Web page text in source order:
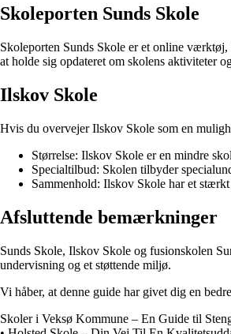
Skoleporten Sunds Skole
Skoleporten Sunds Skole er et online
at holde sig opdateret om skolens aktiviteter
Ilskov Skole
Hvis du overvejer Ilskov Skole som en
Størrelse: Ilskov Skole er en mindre
Specialtilbud: Skolen tilbyder
Sammenhold: Ilskov Skole har et
Afsluttende bemærkninger
Sunds Skole, Ilskov Skole og fusionskolen
undervisning og et støttende miljø.
Vi håber, at denne guide har givet dig en
Skoler i Veksø Kommune – En Guide til